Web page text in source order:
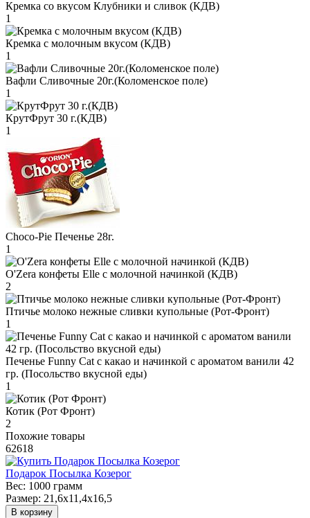
Кремка со вкусом Клубники и сливок (КДВ)
1
Кремка с молочным вкусом (КДВ)
1
Вафли Сливочные 20г.(Коломенское поле)
1
КрутФрут 30 г.(КДВ)
1
Choco-Pie Печенье 28г.
1
O'Zera конфеты Elle с молочной начинкой (КДВ)
2
Птичье молоко нежные сливки купольные (Рот-Фронт)
1
Печенье Funny Сat с какао и начинкой с ароматом ванили 42
гр. (Посольство вкусной еды)
1
Котик (Рот Фронт)
2
Похожие товары
62618
Подарок Посылка Козерог
Вес: 1000 грамм
Размер: 21,6x11,4x16,5
В корзину